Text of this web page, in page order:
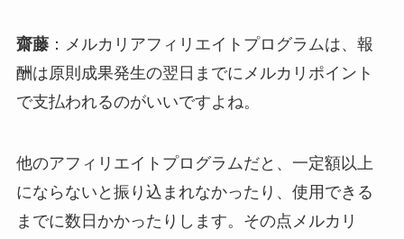
齋藤：メルカリアフィリエイトプログラムは、報
酬は原則成果発生の翌日までにメルカリポイント
で支払われるのがいいですよね。
他のアフィリエイトプログラムだと、一定額以上
にならないと振り込まれなかったり、使用できる
までに数日かかったりします。その点メルカリ